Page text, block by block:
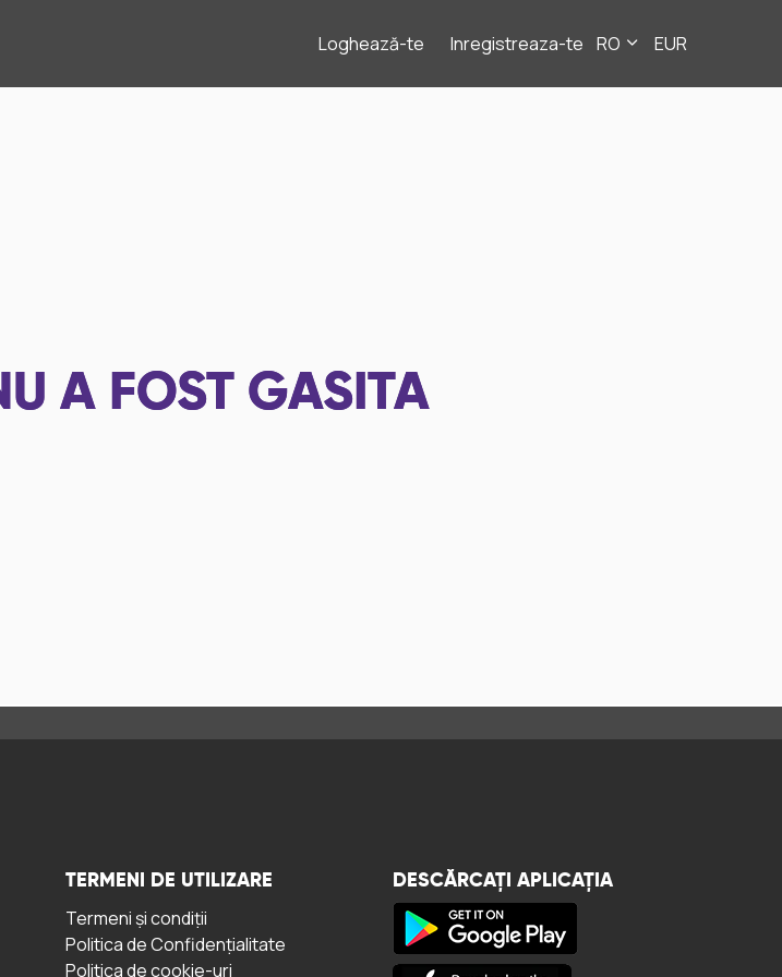
Loghează-te Inregistreaza-te RO EUR
A FOST GASITA
TERMENI DE UTILIZARE
Termeni și condiții
Politica de Confidențialitate
Politica de cookie-uri
DESCĂRCAȚI APLICAȚIA